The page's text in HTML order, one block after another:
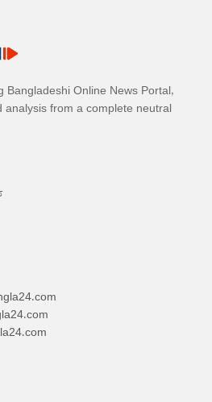
Bangladeshi Online News Portal,
from a complete neutral